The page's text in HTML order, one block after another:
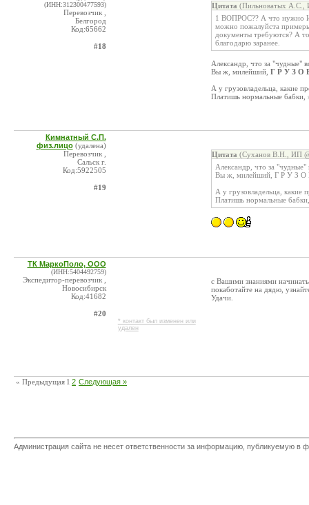
(ИНН:312300477593)
Перевозчик ,
Белгород
Код:65662
#18
Цитата (Пильноватых А.С.,
1 ВОПРОС?? А что нужно
можно пожалуйста
документы требуются? А
благодарю заранее.
Александр, что за "чудные"
Вы ж, милейший, Г Р У З О
А у грузовладельца, какие
Платишь нормальные бабки,
Кимнатный С.П.
физ.лицо (удалена)
Перевозчик ,
Сальск г.
Код:5922505
#19
Цитата (Суханов В.Н., ИП
Александр, что за "чудные"
Вы ж, милейший, Г Р У З
А у грузовладельца, какие
Платишь нормальные
ТК МаркоПоло, ООО
(ИНН:5404492759)
Экспедитор-перевозчик ,
Новосибирск
Код:41682
#20
* контакт был изменен или
удален
с Вашими знаниями
покаботайте на дядю,
Удачи.
« Предыдущая 1 2 Следующая »
Администрация сайта не несет ответственности за информацию, публикуемую